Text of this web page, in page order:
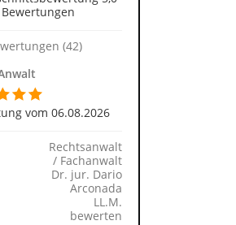
(42)
vom 06.08.2026
Rechtsanwalt
/ Fachanwalt
Dr. jur. Dario
Arconada
LL.M.
bewerten